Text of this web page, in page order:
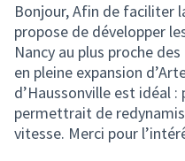
Bonjour, Afin de faciliter
propose de développer
Nancy au plus proche
en pleine expansion
d’Haussonville est idéal
permettrait de
vitesse. Merci pour